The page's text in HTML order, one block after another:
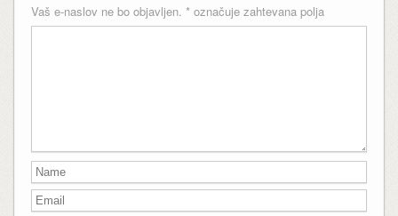
Vaš e-naslov ne bo objavljen. *označuje zahtevana polja